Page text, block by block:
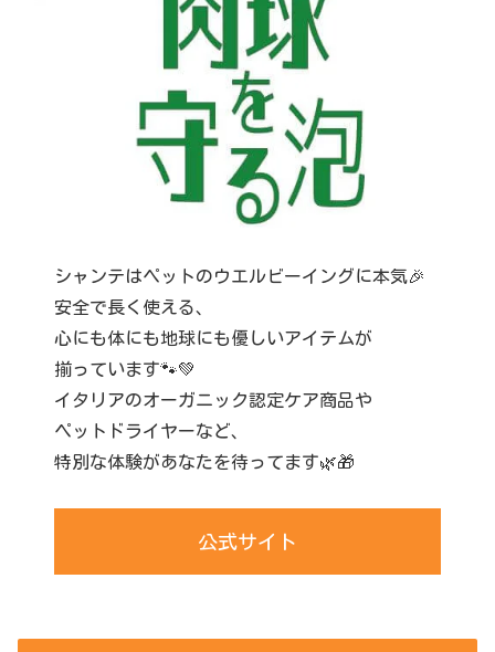
シャンテはペットのウエルビーイングに本気🎉
安全で長く使える、
心にも体にも地球にも優しいアイテムが
揃っています🐾💚
イタリアのオーガニック認定ケア商品や
ペットドライヤーなど、
特別な体験があなたを待ってます🌿🎁
公式サイト